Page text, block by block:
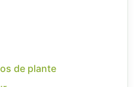
de plante